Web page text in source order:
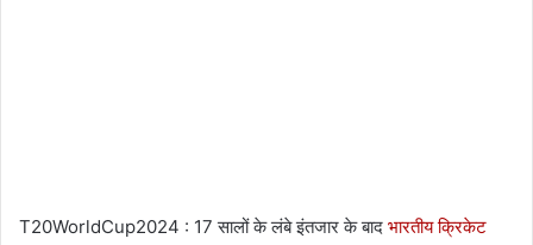
T20WorldCup2024 : 17 सालों के लंबे इंतजार के बाद भारतीय क्रिकेट